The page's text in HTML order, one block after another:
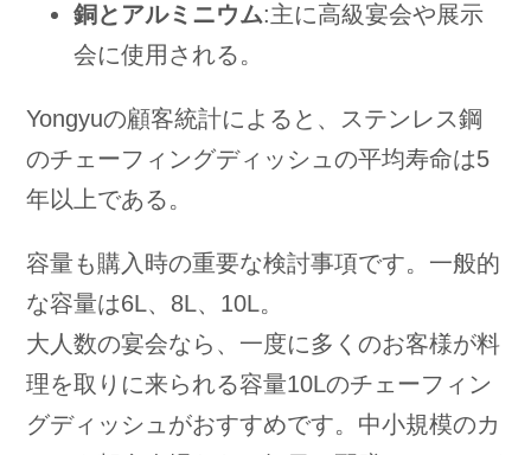
銅とアルミニウム:主に高級宴会や展示
会に使用される。
Yongyuの顧客統計によると、ステンレス鋼
のチェーフィングディッシュの平均寿命は5
年以上である。
容量も購入時の重要な検討事項です。一般的
な容量は6L、8L、10L。
大人数の宴会なら、一度に多くのお客様が料
理を取りに来られる容量10Lのチェーフィン
グディッシュがおすすめです。中小規模のカ